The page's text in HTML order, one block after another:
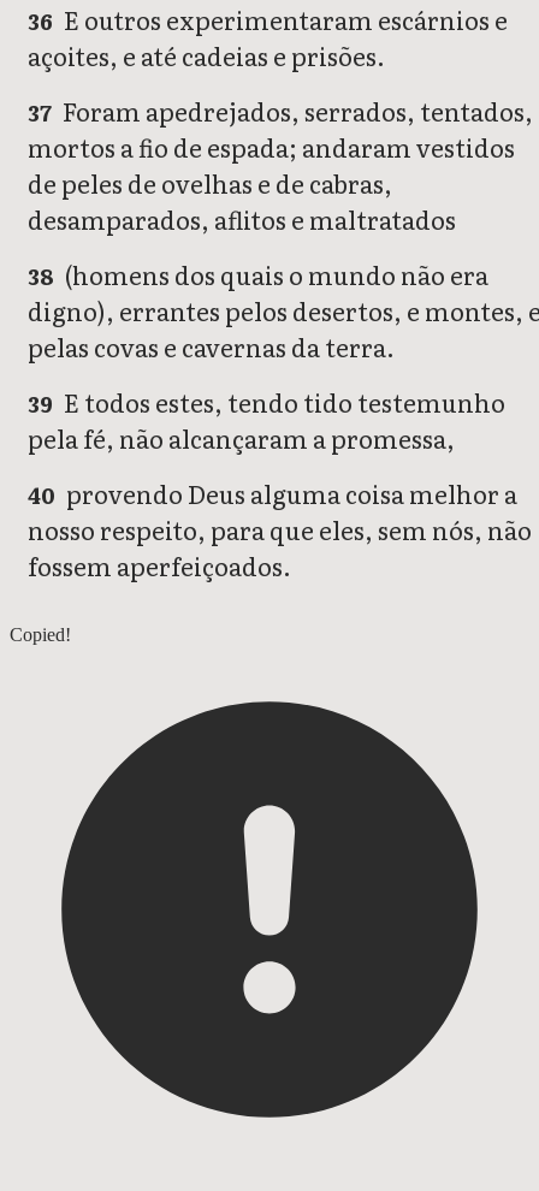
36 E outros experimentaram escárnios e
açoites, e até cadeias e prisões.
37 Foram apedrejados, serrados, tentados,
mortos a fio de espada; andaram vestidos
de peles de ovelhas e de cabras,
desamparados, aflitos e maltratados
38 (homens dos quais o mundo não era
digno), errantes pelos desertos, e montes,
pelas covas e cavernas da terra.
39 E todos estes, tendo tido testemunho
pela fé, não alcançaram a promessa,
40 provendo Deus alguma coisa melhor a
nosso respeito, para que eles, sem nós, não
fossem aperfeiçoados.
Hebreus 10
Copied!